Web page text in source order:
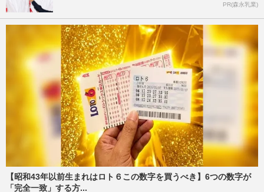
PR(森永乳業)
【昭和43年以前生まれはロト６この数字を買うべき】6つの数字が
「完全一致」する方...